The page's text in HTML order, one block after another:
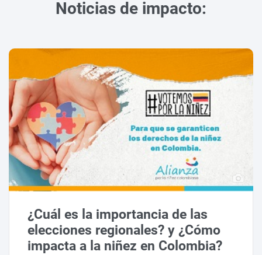
Noticias de impacto:
¿Cuál es la importancia de las
elecciones regionales? y ¿Cómo
impacta a la niñez en Colombia?